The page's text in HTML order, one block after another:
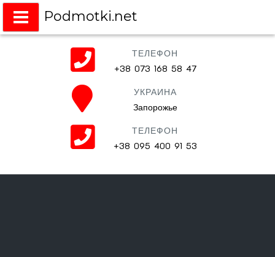
Podmotki.net
Подмотки на любое авто
ТЕЛЕФОН
+38 073 168 58 47
УКРАИНА
Запорожье
ТЕЛЕФОН
+38 095 400 91 53